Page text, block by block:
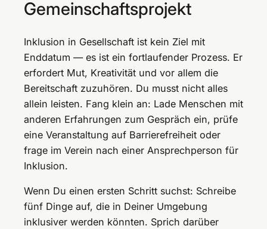
Gemeinschaftsprojekt
Inklusion in Gesellschaft ist kein Ziel mit
Enddatum — es ist ein fortlaufender Prozess. Er
erfordert Mut, Kreativität und vor allem die
Bereitschaft zuzuhören. Du musst nicht alles
allein leisten. Fang klein an: Lade Menschen mit
anderen Erfahrungen zum Gespräch ein, prüfe
eine Veranstaltung auf Barrierefreiheit oder
frage im Verein nach einer Ansprechperson für
Inklusion.
Wenn Du einen ersten Schritt suchst: Schreibe
fünf Dinge auf, die in Deiner Umgebung
inklusiver werden könnten. Sprich darüber